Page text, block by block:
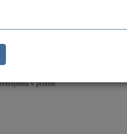
se koná na Hradišti od 20:00 hodin
v příloze.